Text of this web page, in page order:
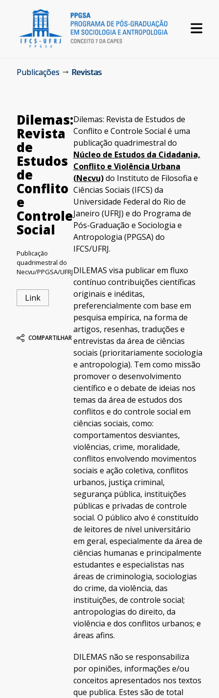
Publicações Revistas
Dilemas:
Revista
de
Estudos
de
Conflito
e
Controle
Social
Publicação
quadrimestral do
Necvu/PPGSA/UFRJ
Link
COMPARTILHAR
Dilemas: Revista de Estudos de
Conflito e Controle Social é uma
publicação quadrimestral do
Núcleo de Estudos da Cidadania,
Conflito e Violência Urbana
(Necvu)do Instituto de Filosofia e
Ciências Sociais (IFCS) da
Universidade Federal do Rio de
Janeiro (UFRJ) e do Programa de
Pós-Graduação e Sociologia e
Antropologia (PPGSA) do
IFCS/UFRJ.
DILEMAS visa publicar em fluxo
contínuo contribuições científicas
originais e inéditas,
preferencialmente com base em
pesquisa empírica, na forma de
artigos, resenhas, traduções e
entrevistas da área de ciências
sociais (prioritariamente sociologia
e antropologia). Tem como missão
promover o desenvolvimento
científico e o debate de ideias nos
temas da área de estudos dos
conflitos e do controle social em
ciências sociais, como:
comportamentos desviantes,
violências, crime, moralidade,
conflitos envolvendo movimentos
sociais e ação coletiva, conflitos
urbanos, justiça criminal,
segurança pública, instituições
públicas e privadas de controle
social. O público alvo é constituído
de leitores de nível universitário
em geral, especialmente da área de
ciências humanas e principalmente
estudantes e especialistas nas
áreas de criminologia, sociologias
do crime, da violência, das
instituições, de controle social;
antropologias do direito, da
violência e dos conflitos urbanos; e
áreas afins.
DILEMAS não se responsabiliza
por opiniões, informações e/ou
conceitos apresentados nos textos
que publica. Estes são de total